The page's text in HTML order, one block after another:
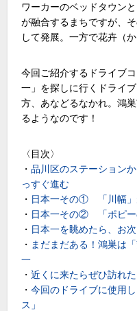
ワーカーのベッドタウン
が融合するまちですが、
して発展。一方で花卉（
今回ご紹介するドライブ
一」を探しに行くドライ
方、あなどるなかれ。鴻
るようなのです！
〈目次〉
・品川区のステーション
っすぐ進む
・ 日本一その① 「川幅」
・ 日本一その② 「ポピー
・ 日本一を眺めたら、お
・ まだまだある！鴻巣は
一
・近くに来たらぜひ訪れた
・今回のドライブに使用
ス」